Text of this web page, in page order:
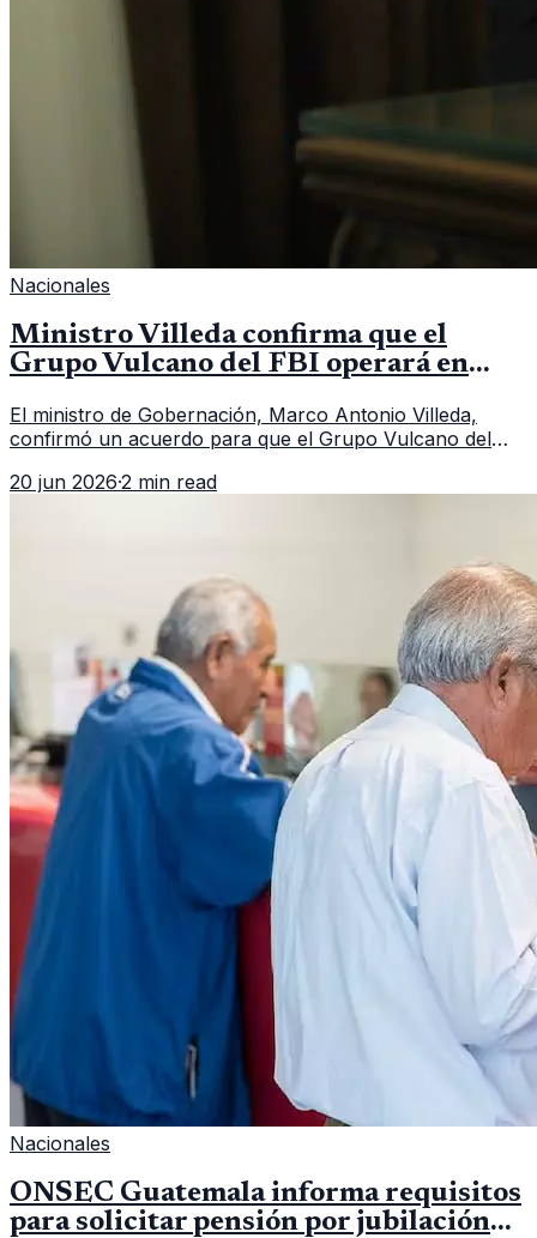
Nacionales
Ministro Villeda confirma que el
Grupo Vulcano del FBI operará en
El ministro de Gobernación, Marco Antonio Villeda,
confirmó un acuerdo para que el Grupo Vulcano del
fallido con la administración anterior del Ministerio
20 jun 2026·2 min read
Nacionales
ONSEC Guatemala informa requisitos
para solicitar pensión por jubilación